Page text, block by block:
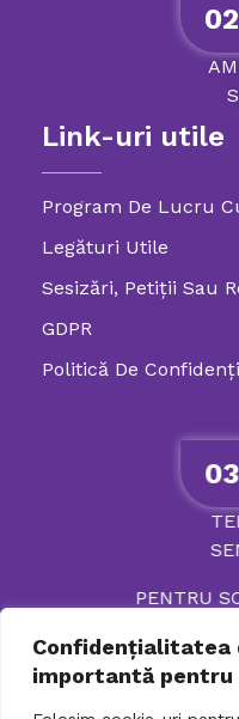
Confidențialitatea
importantă pentru
Link-uri utile
Program De Lucru
Legături Utile
Sesizări, Petiţii Sau
GDPR
Politică De
PENTRU